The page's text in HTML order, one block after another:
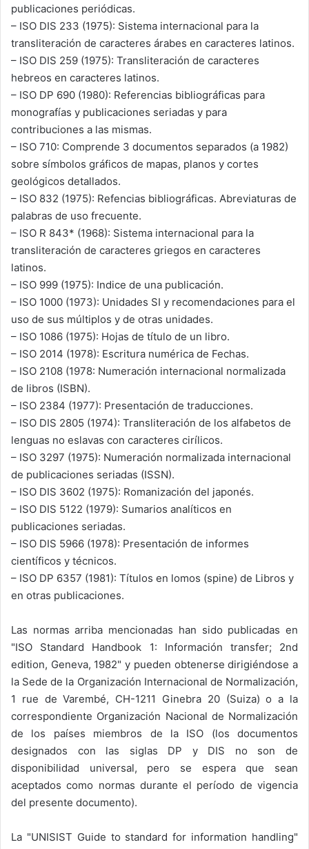
publicaciones periódicas.
– ISO DIS 233 (1975): Sistema internacional para la
transliteración de caracteres árabes en caracteres latinos.
– ISO DIS 259 (1975): Transliteración de caracteres
hebreos en caracteres latinos.
– ISO DP 690 (1980): Referencias bibliográficas para
monografías y publicaciones seriadas y para
contribuciones a las mismas.
– ISO 710: Comprende 3 documentos separados (a 1982)
sobre símbolos gráficos de mapas, planos y cortes
geológicos detallados.
– ISO 832 (1975): Refencias bibliográficas. Abreviaturas de
palabras de uso frecuente.
– ISO R 843* (1968): Sistema internacional para la
transliteración de caracteres griegos en caracteres
latinos.
– ISO 999 (1975): Indice de una publicación.
– ISO 1000 (1973): Unidades SI y recomendaciones para el
uso de sus múltiplos y de otras unidades.
– ISO 1086 (1975): Hojas de título de un libro.
– ISO 2014 (1978): Escritura numérica de Fechas.
– ISO 2108 (1978: Numeración internacional normalizada
de libros (ISBN).
– ISO 2384 (1977): Presentación de traducciones.
– ISO DIS 2805 (1974): Transliteración de los alfabetos de
lenguas no eslavas con caracteres cirílicos.
– ISO 3297 (1975): Numeración normalizada internacional
de publicaciones seriadas (ISSN).
– ISO DIS 3602 (1975): Romanización del japonés.
– ISO DIS 5122 (1979): Sumarios analíticos en
publicaciones seriadas.
– ISO DIS 5966 (1978): Presentación de informes
científicos y técnicos.
– ISO DP 6357 (1981): Títulos en lomos (spine) de Libros y
en otras publicaciones.
Las normas arriba mencionadas han sido publicadas en
"ISO Standard Handbook 1: Información transfer; 2nd
edition, Geneva, 1982" y pueden obtenerse dirigiéndose a
la Sede de la Organización Internacional de Normalización,
1 rue de Varembé, CH-1211 Ginebra 20 (Suiza) o a la
correspondiente Organización Nacional de Normalización
de los países miembros de la ISO (los documentos
designados con las siglas DP y DIS no son de
disponibilidad universal, pero se espera que sean
aceptados como normas durante el período de vigencia
del presente documento).
La "UNISIST Guide to standard for information handling"